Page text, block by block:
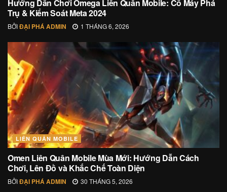
Hướng Dẫn Chơi Omega Liên Quân Mobile: Cỗ Máy Phá
Trụ & Kiểm Soát Meta 2024
BỞIĐẠI PHÁ ADMIN 1 THÁNG 6, 2026
LIÊN QUÂN MOBILE
Omen Liên Quân Mobile Mùa Mới: Hướng Dẫn Cách
Chơi, Lên Đồ và Khắc Chế Toàn Diện
BỞIĐẠI PHÁ ADMIN 30 THÁNG 5, 2026